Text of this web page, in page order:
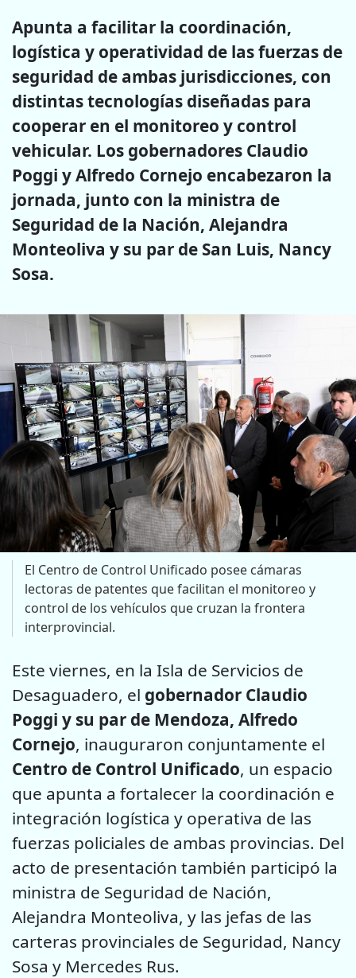
Apunta a facilitar la coordinación,
logística y operatividad de las fuerzas de
seguridad de ambas jurisdicciones, con
distintas tecnologías diseñadas para
cooperar en el monitoreo y control
vehicular. Los gobernadores Claudio
Poggi y Alfredo Cornejo encabezaron la
jornada, junto con la ministra de
Seguridad de la Nación, Alejandra
Monteoliva y su par de San Luis, Nancy
Sosa.
El Centro de Control Unificado posee cámaras
lectoras de patentes que facilitan el monitoreo y
control de los vehículos que cruzan la frontera
interprovincial.
Este viernes, en la Isla de Servicios de
Desaguadero, el gobernador Claudio
Poggi y su par de Mendoza, Alfredo
Cornejo, inauguraron conjuntamente el
Centro de Control Unificado, un espacio
que apunta a fortalecer la coordinación e
integración logística y operativa de las
fuerzas policiales de ambas provincias. Del
acto de presentación también participó la
ministra de Seguridad de Nación,
Alejandra Monteoliva, y las jefas de las
carteras provinciales de Seguridad, Nancy
Sosa y Mercedes Rus.